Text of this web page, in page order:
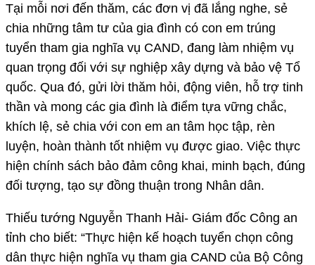
Tại mỗi nơi đến thăm, các đơn vị đã lắng nghe, sẻ
chia những tâm tư của gia đình có con em trúng
tuyển tham gia nghĩa vụ CAND, đang làm nhiệm vụ
quan trọng đối với sự nghiệp xây dựng và bảo vệ Tổ
quốc. Qua đó, gửi lời thăm hỏi, động viên, hỗ trợ tinh
thần và mong các gia đình là điểm tựa vững chắc,
khích lệ, sẻ chia với con em an tâm học tập, rèn
luyện, hoàn thành tốt nhiệm vụ được giao. Việc thực
hiện chính sách bảo đảm công khai, minh bạch, đúng
đối tượng, tạo sự đồng thuận trong Nhân dân.
Thiếu tướng Nguyễn Thanh Hải- Giám đốc Công an
tỉnh cho biết: “Thực hiện kế hoạch tuyển chọn công
dân thực hiện nghĩa vụ tham gia CAND của Bộ Công